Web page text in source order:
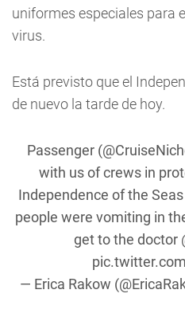
uniformes especiales para
virus.
Está previsto que el
de nuevo la tarde de hoy.
Passenger (
with us of crews in
Independence of the
people were vomiting in
get to the doctor
— Erica Rakow